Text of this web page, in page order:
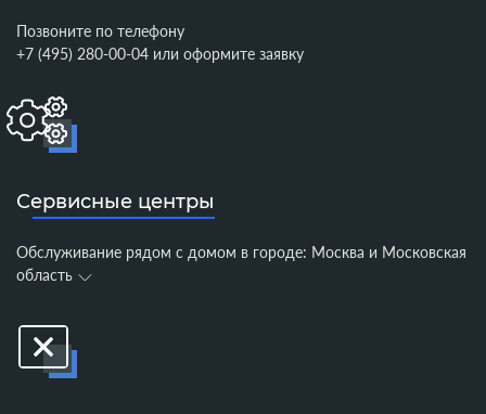
Позвоните по телефону
+7 (495) 280-00-04 или оформите заявку
Сервисные центры
Обслуживание рядом с домом в городе: Москва и Московская
область